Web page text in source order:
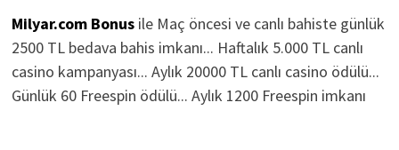
Milyar.com Bonusile Maç öncesi ve canlı bahiste günlük
2500 TL bedava bahis imkanı... Haftalık 5.000 TL canlı
casino kampanyası... Aylık 20000 TL canlı casino ödülü...
Günlük 60 Freespin ödülü... Aylık 1200 Freespin imkanı